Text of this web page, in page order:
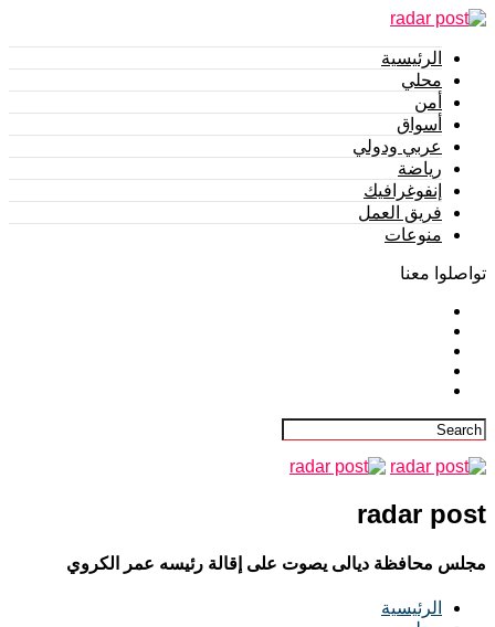
الرئيسية
محلي
أمن
أسواق
عربي ودولي
رياضة
إنفوغرافيك
فريق العمل
منوعات
تواصلوا معنا
radar post
مجلس محافظة ديالى يصوت على إقالة رئيسه عمر الكروي
الرئيسية